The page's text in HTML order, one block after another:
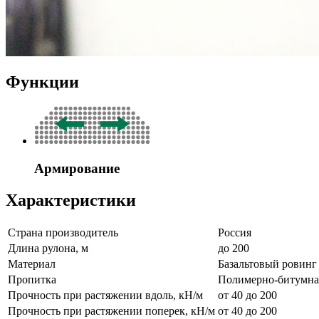
Функции
Армирование
Характеристики
Страна производитель
Россия
Длина рулона, м
до 200
Материал
Базальтовый ровинг
Пропитка
Полимерно-
Прочность при растяжении вдоль, кН/м
от 40 до 200
Прочность при растяжении поперек, кН/м от 40 до 200